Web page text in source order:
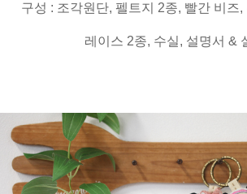
구성 : 조각원단, 펠트지 2종, 빨간 비즈,
레이스 2종, 수실, 설명서 &